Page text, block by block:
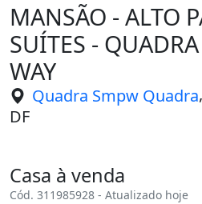
MANSÃO - ALTO
SUÍTES -
WAY
Quadra Smpw Quadra,
DF
Casa à venda
Cód. 311985928 - Atualizado hoje